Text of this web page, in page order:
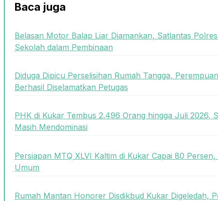
Baca juga
Belasan Motor Balap Liar Diamankan, Satlantas
Sekolah dalam Pembinaan
Diduga Dipicu Perselisihan Rumah Tangga,
Berhasil Diselamatkan Petugas
PHK di Kukar Tembus 2.496 Orang hingga Juli 2026,
Masih Mendominasi
Persiapan MTQ XLVI Kaltim di Kukar Capai 80
Umum
Rumah Mantan Honorer Disdikbud Kukar Digeledah,